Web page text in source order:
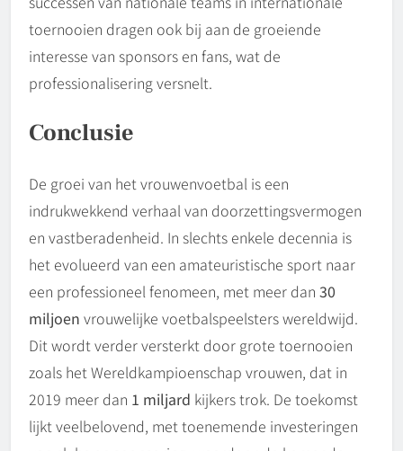
toernooien dragen ook bij aan de groeiende
interesse van sponsors en fans, wat de
professionalisering versnelt.
Conclusie
De groei van het vrouwenvoetbal is een
indrukwekkend verhaal van doorzettingsvermogen
en vastberadenheid. In slechts enkele decennia is
het evolueerd van een amateuristische sport naar
een professioneel fenomeen, met meer dan 30
miljoen vrouwelijke voetbalspeelsters wereldwijd.
Dit wordt verder versterkt door grote toernooien
zoals het Wereldkampioenschap vrouwen, dat in
2019 meer dan 1 miljard kijkers trok. De toekomst
lijkt veelbelovend, met toenemende investeringen